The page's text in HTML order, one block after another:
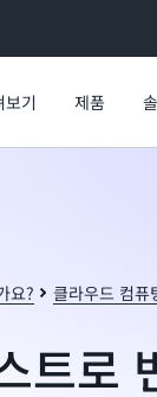
보기 제품
요? 클라우드 컴퓨
트로